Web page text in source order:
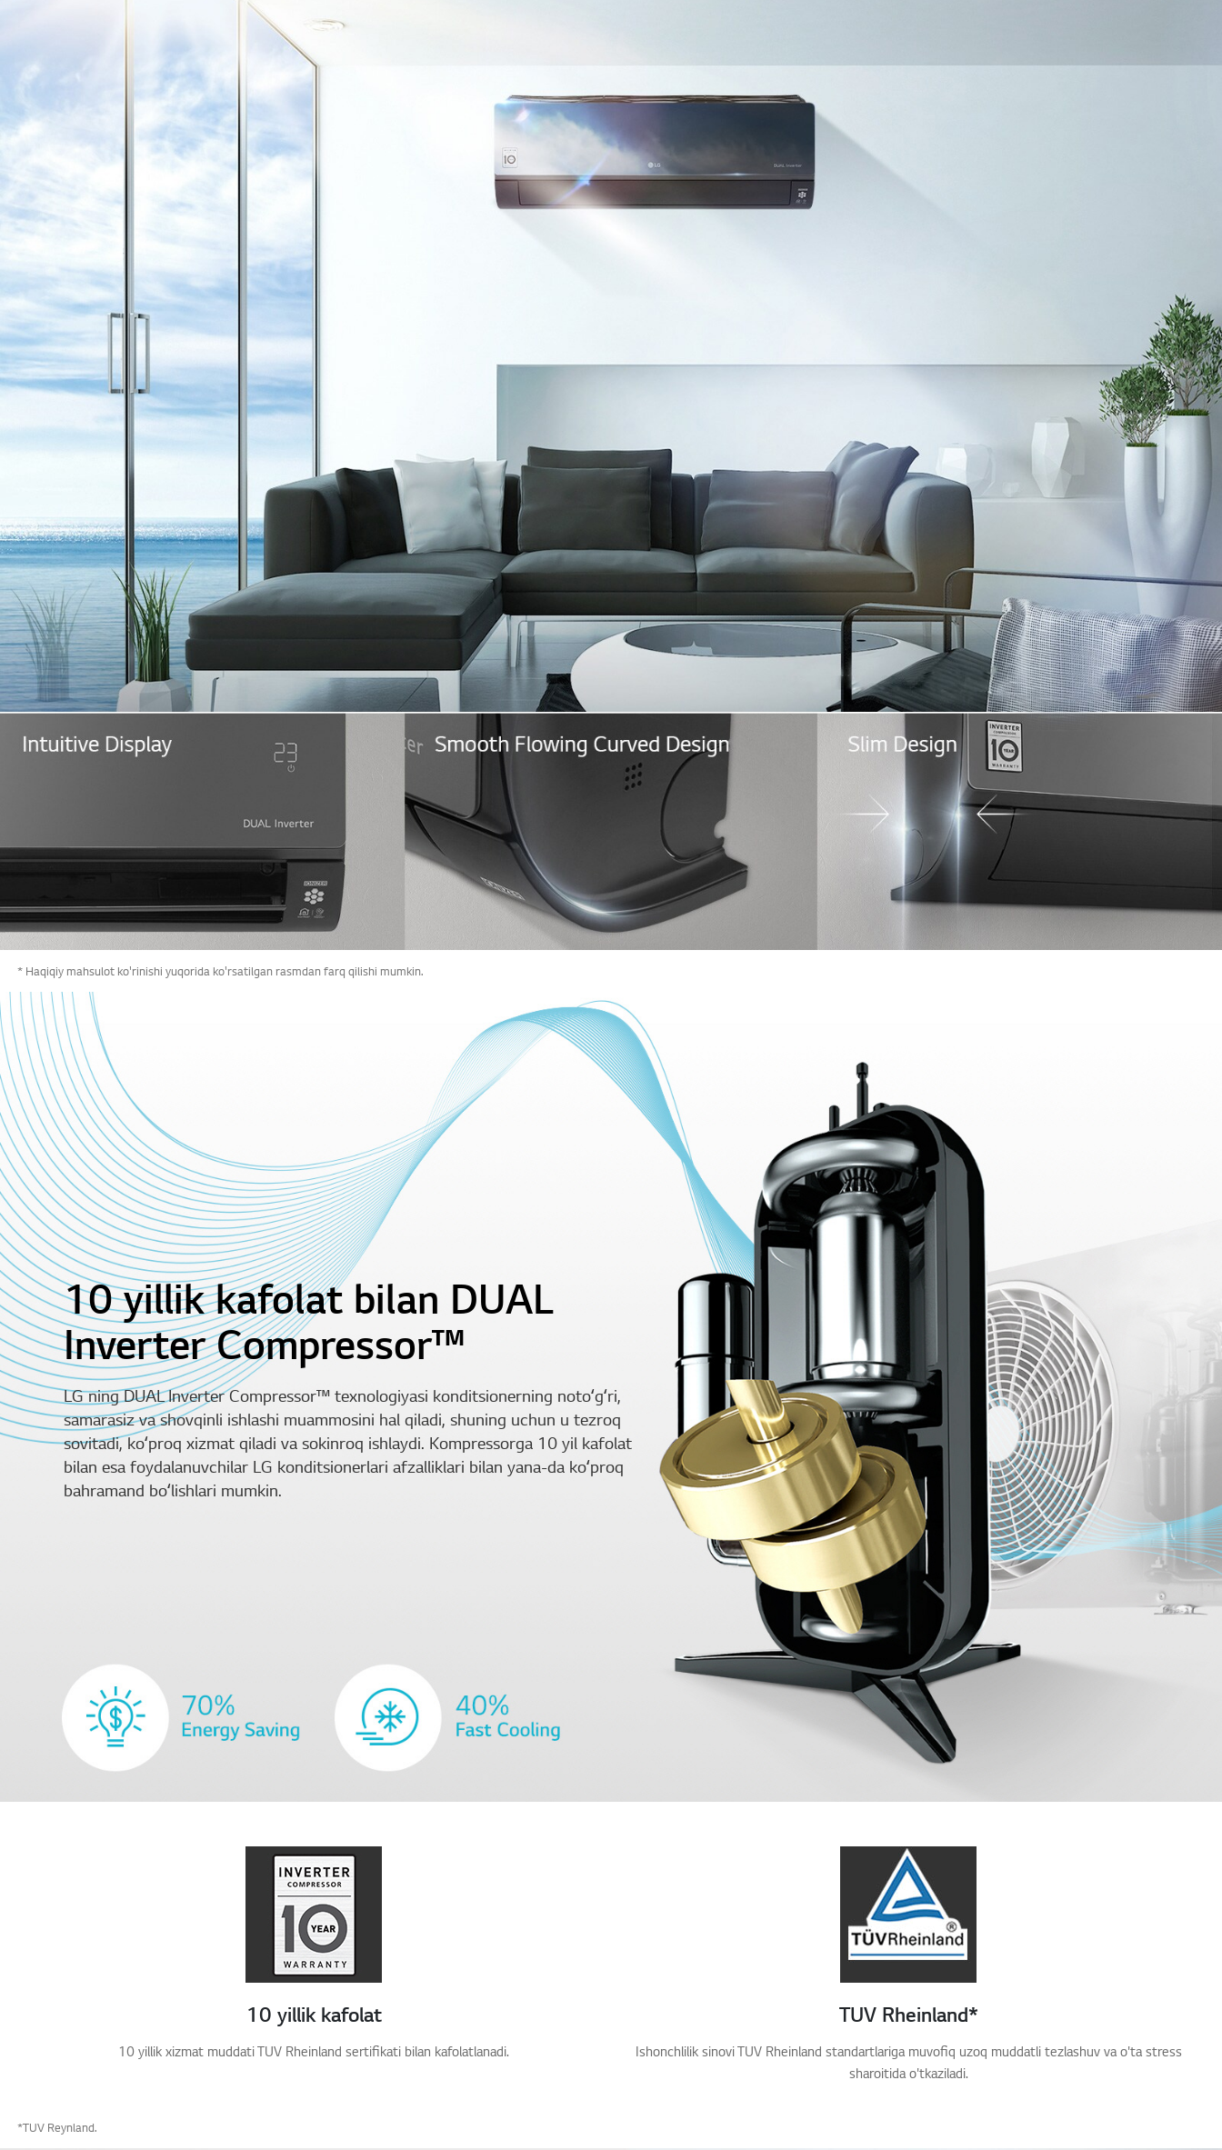
* Haqiqiy mahsulot ko'rinishi yuqorida ko'rsatilgan rasmdan farq qilishi mumkin.
10 yillik kafolat bilan DUAL
Inverter Compressor™
LG ning DUAL Inverter Compressor™ texnologiyasi konditsionerning notoʻgʻri,
samarasiz va shovqinli ishlashi muammosini hal qiladi, shuning uchun u tezroq
sovitadi, koʻproq xizmat qiladi va sokinroq ishlaydi. Kompressorga 10 yil kafolat
bilan esa foydalanuvchilar LG konditsionerlari afzalliklari bilan yana-da koʻproq
bahramand boʻlishlari mumkin.
10 yillik kafolat
10 yillik xizmat muddati TUV Rheinland sertifikati bilan kafolatlanadi.
TUV Rheinland*
Ishonchlilik sinovi TUV Rheinland standartlariga muvofiq uzoq muddatli tezlashuv va o'ta stress
sharoitida o'tkaziladi.
*TUV Reynland.